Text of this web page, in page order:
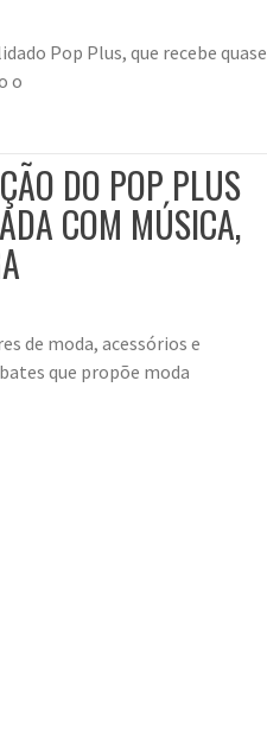
Pop Plus, que recebe quase
o
DO POP PLUS
COM MÚSICA,
de moda, acessórios e
que propõe moda